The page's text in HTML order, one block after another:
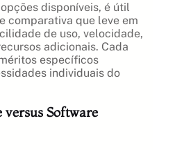
disponíveis, é útil
comparativa que leve em
de uso, velocidade,
adicionais. Cada
específicos
individuais do
Software